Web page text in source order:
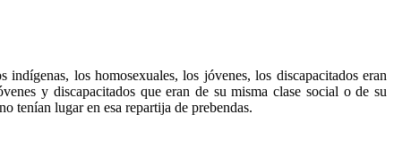
los homosexuales, los jóvenes, los discapacitados eran
y discapacitados que eran de su misma clase social o de su
tenían lugar en esa repartija de prebendas.